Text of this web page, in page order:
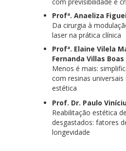
Profª. Anaeliza
Da cirurgia à
laser na prática clínica
Profª. Elaine Vilela
Fernanda Villas Boas
Menos é mais:
com resinas
estética
Prof. Dr. Paulo
Reabilitação estética
desgastados: fatores
longevidade